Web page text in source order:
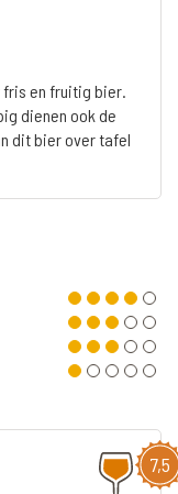
fris en fruitig bier.
dienen ook de
dit bier over tafel
7,5